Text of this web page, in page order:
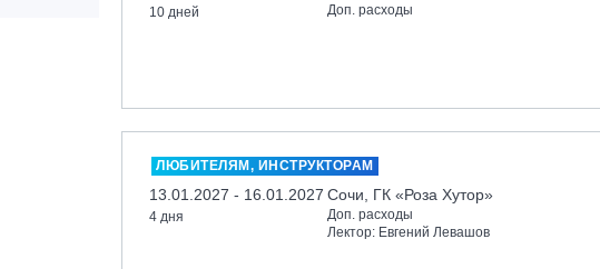
10 дней Доп. расходы
ЛЮБИТЕЛЯМ, ИНСТРУКТОРАМ
13.01.2027 - 16.01.2027
4 дня
Сочи, ГК «Роза Хутор»
Доп. расходы
Лектор: Евгений Левашов